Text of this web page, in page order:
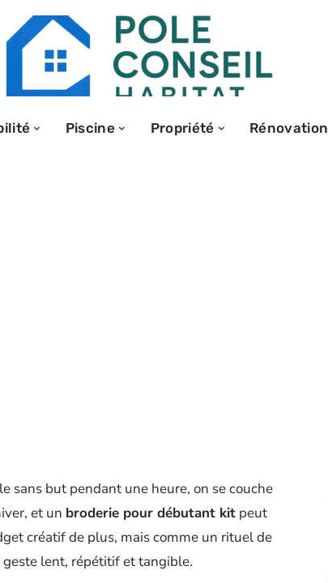
Piscine Propriété Rénovation
sans but pendant une heure, on se couche
et un broderie pour débutant kit peut
créatif de plus, mais comme un rituel de
geste lent, répétitif et tangible.